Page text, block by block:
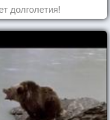
долголетия!